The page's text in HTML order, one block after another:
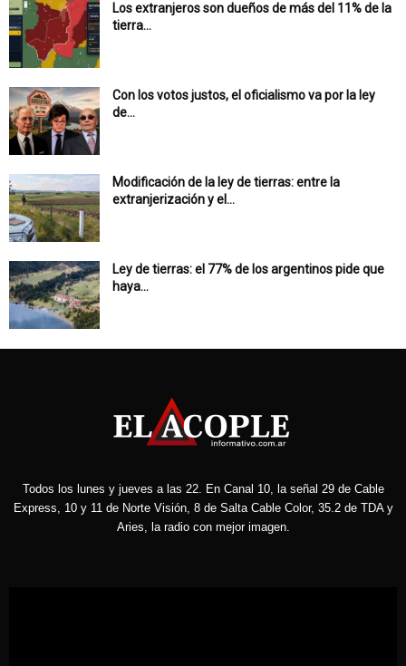
Los extranjeros son dueños de más del 11% de la
tierra...
Con los votos justos, el oficialismo va por la ley
de...
Modificación de la ley de tierras: entre la
extranjerización y el...
Ley de tierras: el 77% de los argentinos pide que
haya...
Todos los lunes y jueves a las 22. En Canal 10, la señal 29 de Cable
Express, 10 y 11 de Norte Visión, 8 de Salta Cable Color, 35.2 de TDA y
Aries, la radio con mejor imagen.